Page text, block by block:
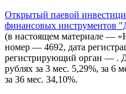
Открытый паевой
финансовых инструментов
(в настоящем материале —
номер — 4692, дата
регистрирующий орган — .
рублях за 3 мес. 5,29%, за 6
за 36 мес. 34,10%.